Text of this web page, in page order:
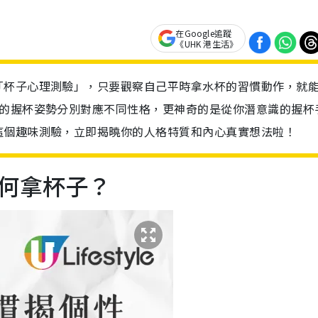
在Google追蹤
《UHK 港生活》
子心理測驗」，只要觀察自己平時拿水杯的習慣動作，就
握杯姿勢分別對應不同性格，更神奇的是從你潛意識的握杯
趣味測驗，立即揭曉你的人格特質和內心真實想法啦！
拿杯子？